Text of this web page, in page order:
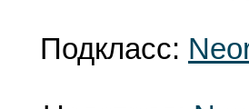
Подкласс: